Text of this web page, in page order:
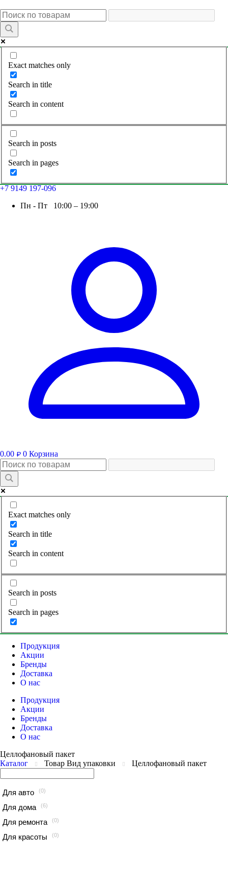
Exact matches only
Search in title
Search in content
Search in posts
Search in pages
+7 9149 197-096
Пн - Пт 10:00 – 19:00
0.00 ₽ 0 Корзина
Exact matches only
Search in title
Search in content
Search in posts
Search in pages
Продукция
Акции
Бренды
Доставка
О нас
Продукция
Акции
Бренды
Доставка
О нас
Целлофановый пакет
Каталог
Товар Вид упаковки Целлофановый пакет
Для авто (0)
Для дома (6)
Для ремонта (0)
Для красоты (0)